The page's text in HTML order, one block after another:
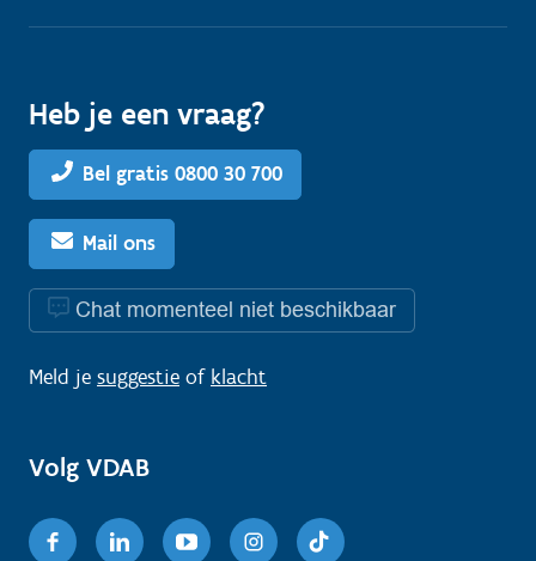
Heb je een vraag?
Bel gratis 0800 30 700
Mail ons
Chat momenteel niet beschikbaar
Meld je suggestie of klacht
Volg VDAB
FacebookLinkedinYoutubeInstagram